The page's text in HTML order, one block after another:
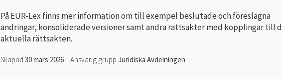
På EUR-Lex finns mer information om till exempel beslutade och föreslagna
ändringar, konsoliderade versioner samt andra rättsakter med kopplingar till
aktuella rättsakten.
Skapad 30 mars 2026 Ansvarig grupp Juridiska Avdelningen